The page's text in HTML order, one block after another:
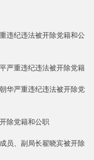
违纪违法被开除党籍和公
严重违纪违法被开除党籍
华严重违纪违法被开除党
除党籍和公职
员、副局长翟晓宾被开除